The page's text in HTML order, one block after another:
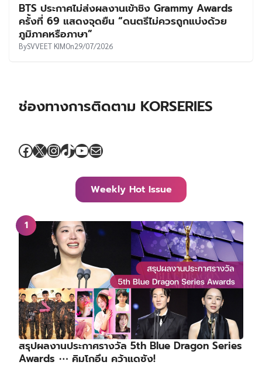
BTS ประกาศไม่ส่งผลงานเข้าชิง Grammy Awards
ครั้งที่ 69 แสดงจุดยืน “ดนตรีไม่ควรถูกแบ่งด้วย
ภูมิภาคหรือภาษา”
BySVVEET KIMOn29/07/2026
ช่องทางการติดตาม KORSERIES
Facebook
X Instagram
TikTok
YouTube
Mail
Weekly Hot Issue
สรุปผลงานประกาศรางวัล 5th Blue Dragon Series
Awards ⋯ คิมโกอึน คว้าแดซัง!